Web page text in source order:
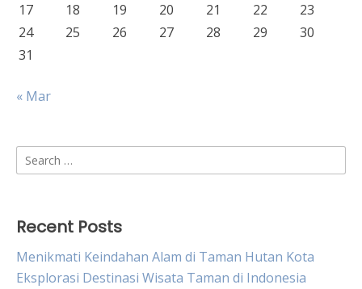
17
18 19 20 21 22
23
24
25 26 27 28 29
30
31
« Mar
Search
for:
Recent Posts
Menikmati Keindahan Alam di Taman Hutan Kota
Eksplorasi Destinasi Wisata Taman di Indonesia